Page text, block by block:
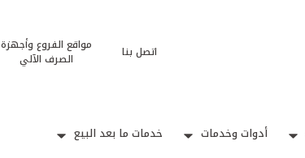
اتصل بنا
مواقع الفروع وأجهزة
الصرف الآلي
أدوات وخدمات خدمات ما بعد البيع